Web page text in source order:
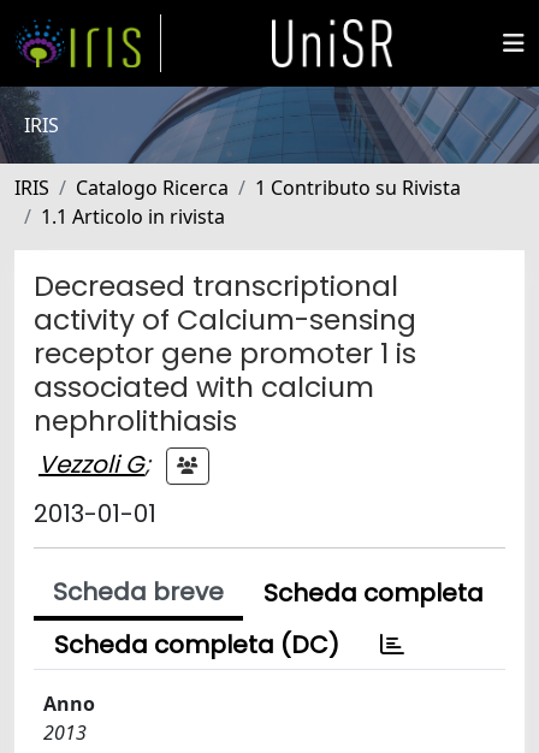
IRIS
IRIS Catalogo Ricerca
1 Contributo su Rivista
1.1 Articolo in rivista
Decreased transcriptional
activity of Calcium-sensing
receptor gene promoter 1 is
associated with calcium
nephrolithiasis
Vezzoli G;
2013-01-01
Scheda breve
Scheda completa
Scheda completa (DC)
Anno
2013